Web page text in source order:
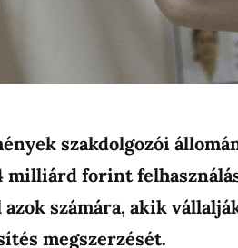
szakdolgozói
milliárd forint
számára, akik
megszerzését.